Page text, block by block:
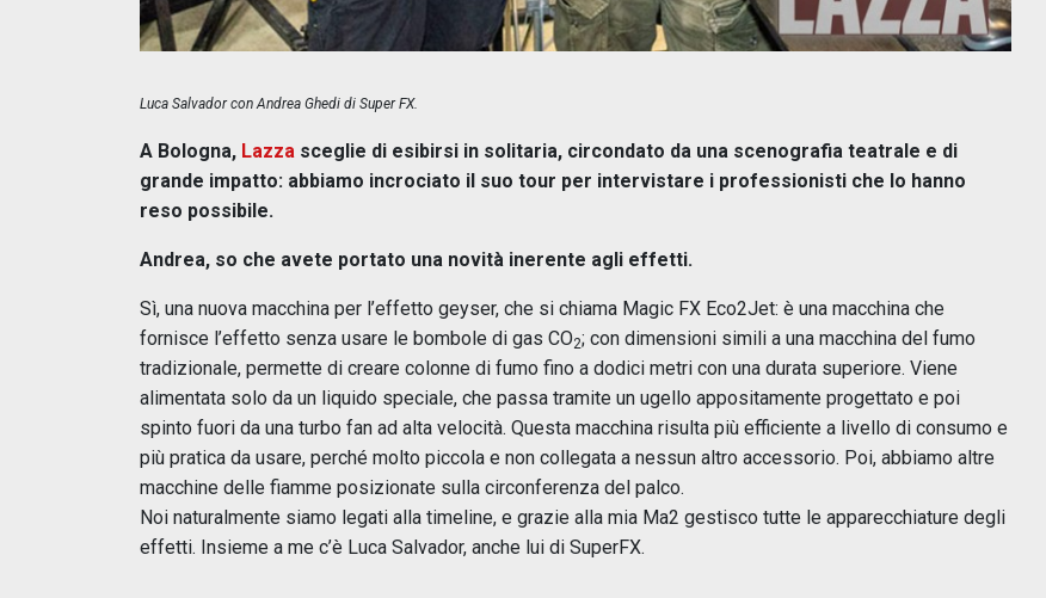
Luca Salvador con Andrea Ghedi di Super FX.
A Bologna, Lazza sceglie di esibirsi in solitaria, circondato da una scenografia teatrale e di
grande impatto: abbiamo incrociato il suo tour per intervistare i professionisti che lo hanno
reso possibile.
Andrea, so che avete portato una novità inerente agli effetti.
Sì, una nuova macchina per l’effetto geyser, che si chiama Magic FX Eco2Jet: è una macchina che
fornisce l’effetto senza usare le bombole di gas CO2; con dimensioni simili a una macchina del fumo
tradizionale, permette di creare colonne di fumo fino a dodici metri con una durata superiore. Viene
alimentata solo da un liquido speciale, che passa tramite un ugello appositamente progettato e poi
spinto fuori da una turbo fan ad alta velocità. Questa macchina risulta più efficiente a livello di consumo e
più pratica da usare, perché molto piccola e non collegata a nessun altro accessorio. Poi, abbiamo altre
macchine delle fiamme posizionate sulla circonferenza del palco.
Noi naturalmente siamo legati alla timeline, e grazie alla mia Ma2 gestisco tutte le apparecchiature degli
effetti. Insieme a me c’è Luca Salvador, anche lui di SuperFX.